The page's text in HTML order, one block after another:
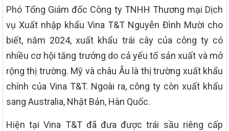
Phó Tổng Giám đốc Công ty TNHH Thương mại Dịch
vụ Xuất nhập khẩu Vina T&T Nguyễn Đình Mười cho
biết, năm 2024, xuất khẩu trái cây của công ty có
nhiều cơ hội tăng trưởng do cả yếu tố sản xuất và mở
rộng thị trường. Mỹ và châu Âu là thị trường xuất khẩu
chính của Vina T&T. Ngoài ra, công ty còn xuất khẩu
sang Australia, Nhật Bản, Hàn Quốc.
Hiện tại Vina T&T đã đưa được trái sầu riêng cấp